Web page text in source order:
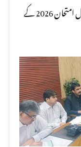
تعلیمی بورڈ مردان نے ایس ایس سی سالانہ اول امتحان 2026 کے